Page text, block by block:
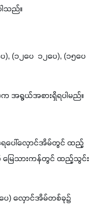
သည်။
), (၁၂ပေ ၁၂ပေ), (၁၅ပေ
အရွယ်အစားရှိရပါမည်။
ပေါ်လှောင်အိမ်တွင် ထည့်
ြေသားကန်တွင် ထည့်သွင်း
ေ) လှောင်အိမ်တစ်ခု၌